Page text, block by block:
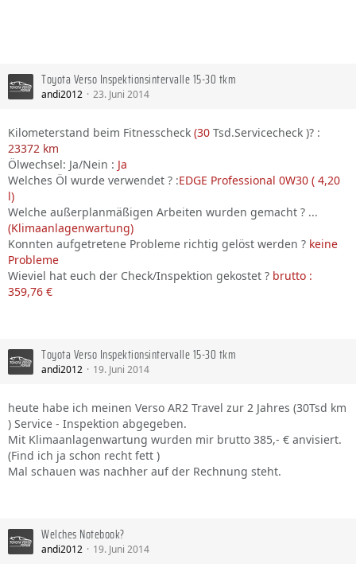
Toyota Verso Inspektionsintervalle 15-30 tkm
andi2012 23. Juni 2014
Kilometerstand beim Fitnesscheck (30 Tsd.Servicecheck )? :
23372 km
Ölwechsel: Ja/Nein : Ja
Welches Öl wurde verwendet ? :EDGE Professional 0W30 ( 4,20
l)
Welche außerplanmäßigen Arbeiten wurden gemacht ? ...
(Klimaanlagenwartung)
Konnten aufgetretene Probleme richtig gelöst werden ? keine
Probleme
Wieviel hat euch der Check/Inspektion gekostet ? brutto :
359,76 €
Toyota Verso Inspektionsintervalle 15-30 tkm
andi2012 19. Juni 2014
heute habe ich meinen Verso AR2 Travel zur 2 Jahres (30Tsd km
) Service - Inspektion abgegeben.
Mit Klimaanlagenwartung wurden mir brutto 385,- € anvisiert.
(Find ich ja schon recht fett )
Mal schauen was nachher auf der Rechnung steht.
Welches Notebook?
andi2012 19. Juni 2014